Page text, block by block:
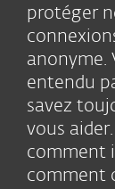
protéger
anonyme.
entendu
savez
vous
comment
comment